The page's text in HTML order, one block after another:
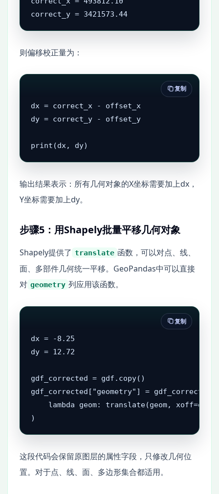
correct_y = 3421573.44
则偏移校正量为：
dx = correct_x - offset_x
dy = correct_y - offset_y
print(dx, dy)
复制
输出结果表示：所有几何对象的X坐标需要加上dx，
Y坐标需要加上dy。
步骤5：用Shapely批量平移几何对象
Shapely提供了 translate 函数，可以对点、线、
面、多部件几何统一平移。GeoPandas中可以直接
对 geometry 列应用该函数。
dx = -8.25
dy = 12.72
gdf_corrected = gdf.copy()
gdf_corrected["geometry"] =
lambda geom: translate(geom, xoff=dx,
)
复制
这段代码会保留原图层的属性字段，只修改几何位
置。对于点、线、面、多边形集合都适用。